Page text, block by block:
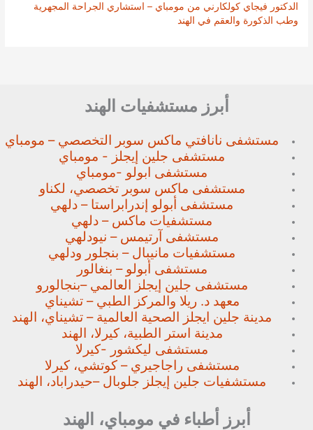
الدكتور فيجاي كولكارني من مومباي – استشاري الجراحة المجهرية
وطب الذكورة والعقم في الهند
أبرز مستشفيات الهند
مستشفى نانافتي ماكس سوبر التخصصي – مومباي
مستشفى جلين إيجلز - مومباي
مستشفى ابولو -مومباي
مستشفى ماكس سوبر تخصصي، لكناو
مستشفى أبولو إندرابراستا – دلهي
مستشفيات ماكس – دلهي
مستشفى آرتيمس – نيودلهي
مستشفيات مانيبال – بنجلور ودلهي
مستشفى أبولو – بنغالور
مستشفى جلين إيجلز العالمي –بنجالورو
معهد د. ريلا والمركز الطبي – تشيناي
مدينة جلين ايجلز الصحية العالمية – تشيناي، الهند
مدينة استر الطبية، كيرلا، الهند
مستشفى ليكشور -كيرلا
مستشفى راجاجيري – كوتشي، كيرلا
مستشفيات جلين إيجلز جلوبال –حيدراباد، الهند
أبرز أطباء في مومباي، الهند